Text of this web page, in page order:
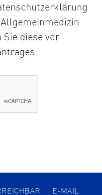
Sie diese vor
E-MAIL